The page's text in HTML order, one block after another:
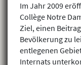
Im Jahr 2009
Collège Notre
Ziel, einen
Bevölkerung zu
entlegenen
Internats